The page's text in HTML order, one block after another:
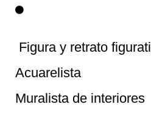
Figura y retrato
Acuarelista
Muralista de interiores